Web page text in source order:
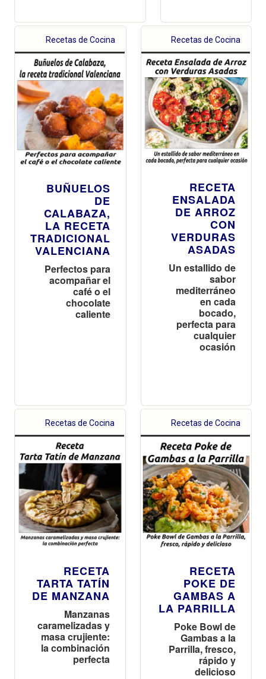
Recetas de Cocina
BUÑUELOS
DE
CALABAZA,
LA RECETA
TRADICIONAL
VALENCIANA
Perfectos para
acompañar el
café o el
chocolate
caliente
Recetas de Cocina
RECETA
ENSALADA
DE ARROZ
CON
VERDURAS
ASADAS
Un estallido de
sabor
mediterráneo
en cada
bocado,
perfecta para
cualquier
ocasión
Recetas de Cocina
RECETA
TARTA TATÍN
DE MANZANA
Manzanas
caramelizadas y
masa crujiente:
la combinación
perfecta
Recetas de Cocina
RECETA
POKE DE
GAMBAS A
LA PARRILLA
Poke Bowl de
Gambas a la
Parrilla, fresco,
rápido y
delicioso